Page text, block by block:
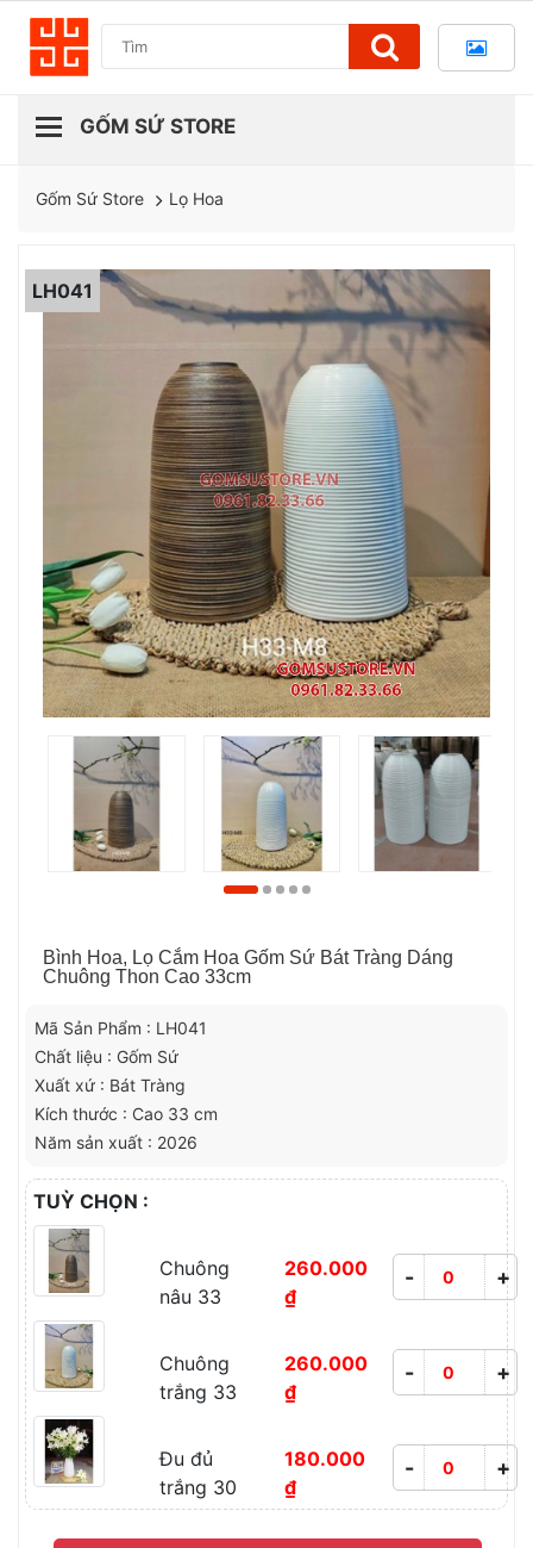
Gốm Sứ Store Lọ Hoa
LH041
Bình Hoa, Lọ Cắm Hoa Gốm Sứ Bát Tràng Dáng
Chuông Thon Cao 33cm
Mã Sản Phẩm : LH041
Chất liệu : Gốm Sứ
Xuất xứ : Bát Tràng
Kích thước : Cao 33 cm
Năm sản xuất : 2026
TUỲ CHỌN :
Chuông
nâu 33
260.000
₫
- +
Chuông
trắng 33
260.000
₫
- +
Đu đủ
trắng 30
180.000
₫
- +